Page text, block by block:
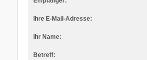
Ihre E-Mail-Adresse:
Ihr Name:
Betreff: